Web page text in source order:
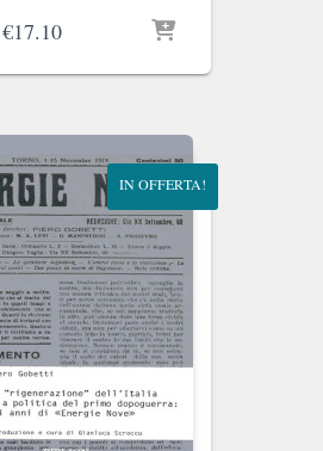
Il
originale
€18.00.
€17.10Il
attuale
€17.10.
IN OFFERTA!